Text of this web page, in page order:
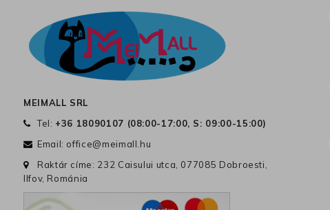
MEIMALL SRL
Tel: +36 18090107 (08:00-17:00, S: 09:00-15:00)
Email: office@meimall.hu
Raktár címe: 232 Caisului utca, 077085 Dobroesti,
Ilfov, Románia